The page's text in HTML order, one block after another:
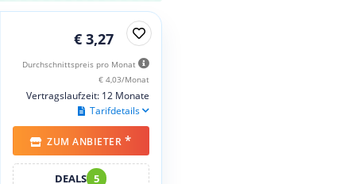
€ 3,27
Durchschnittspreis pro Monat
€ 4,03/Monat
Vertragslaufzeit: 12 Monate
Tarifdetails
ZUM ANBIETER *
DEALS 5